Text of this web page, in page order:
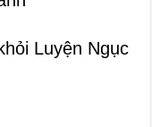
Luyện Ngục